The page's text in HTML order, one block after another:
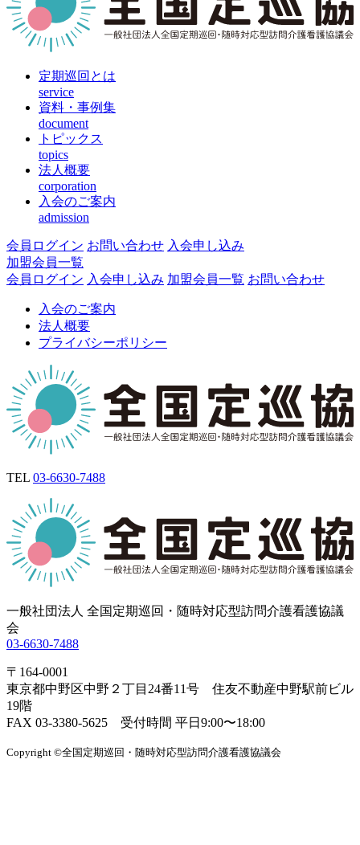
定期巡回とは
service
資料・事例集
document
トピックス
topics
法人概要
corporation
入会のご案内
admission
会員ログイン お問い合わせ 入会申し込み
加盟会員一覧
会員ログイン 入会申し込み 加盟会員一覧 お問い合わせ
入会のご案内
法人概要
プライバシーポリシー
TEL 03-6630-7488
一般社団法人 全国定期巡回・随時対応型訪問介護看護協議
会
03-6630-7488
〒164-0001
東京都中野区中野２丁目24番11号 住友不動産中野駅前ビル
19階
FAX 03-3380-5625 受付時間 平日9:00〜18:00
Copyright ©全国定期巡回・随時対応型訪問介護看護協議会